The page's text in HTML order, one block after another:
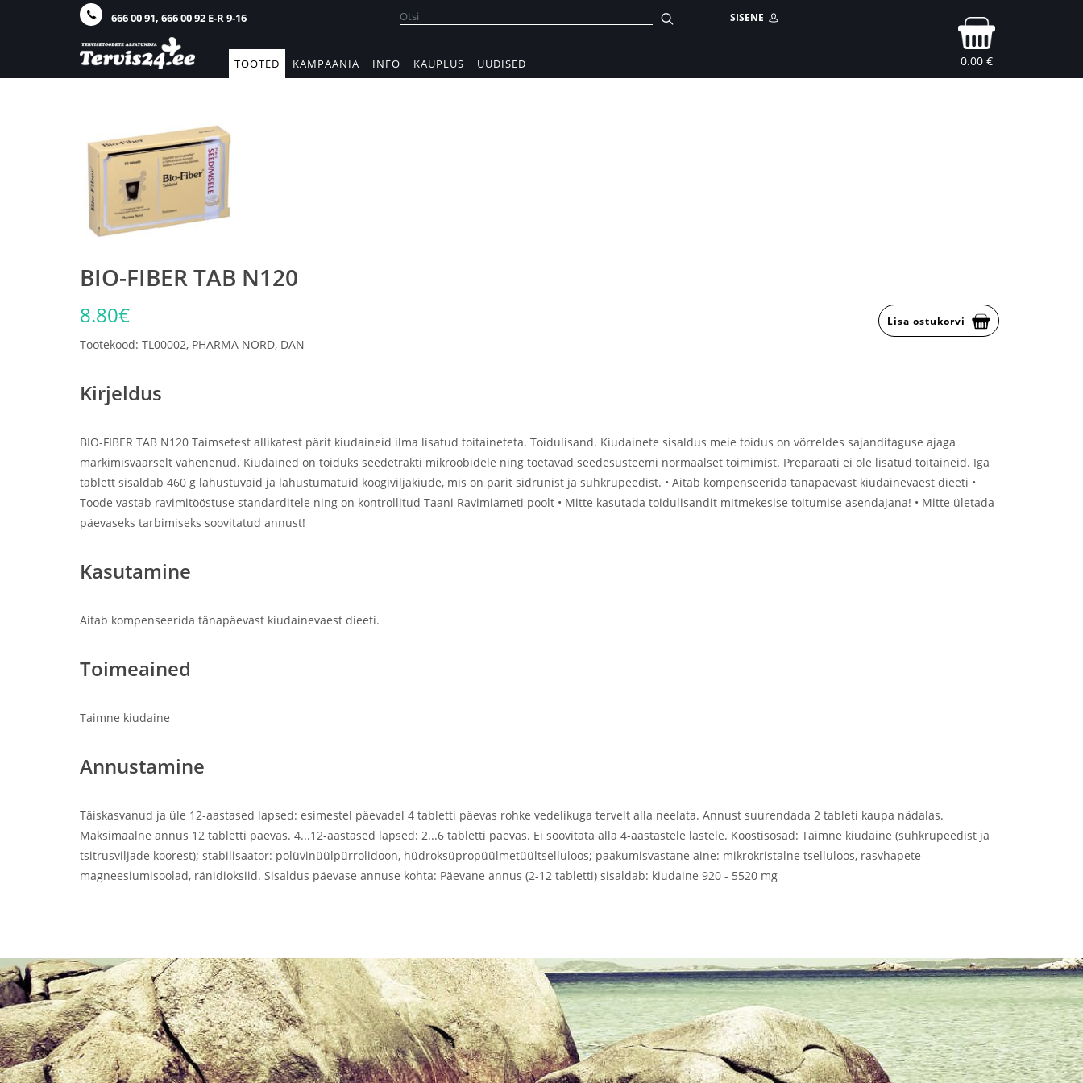
666 00 91, 666 00 92 E-R 9-16 SISENE
TOOTED KAMPAANIA INFO KAUPLUS UUDISED 0.00 €
BIO-FIBER TAB N120
8.80€ Lisa ostukorvi
Tootekood: TL00002, PHARMA NORD, DAN
Kirjeldus
BIO-FIBER TAB N120 Taimsetest allikatest pärit kiudaineid ilma lisatud toitaineteta. Toidulisand. Kiudainete sisaldus meie toidus on võrreldes sajanditaguse ajaga
märkimisväärselt vähenenud. Kiudained on toiduks seedetrakti mikroobidele ning toetavad seedesüsteemi normaalset toimimist. Preparaati ei ole lisatud toitaineid. Iga
tablett sisaldab 460 g lahustuvaid ja lahustumatuid köögiviljakiude, mis on pärit sidrunist ja suhkrupeedist. • Aitab kompenseerida tänapäevast kiudainevaest dieeti •
Toode vastab ravimitööstuse standarditele ning on kontrollitud Taani Ravimiameti poolt • Mitte kasutada toidulisandit mitmekesise toitumise asendajana! • Mitte ületada
päevaseks tarbimiseks soovitatud annust!
Kasutamine
Aitab kompenseerida tänapäevast kiudainevaest dieeti.
Toimeained
Taimne kiudaine
Annustamine
Täiskasvanud ja üle 12-aastased lapsed: esimestel päevadel 4 tabletti päevas rohke vedelikuga tervelt alla neelata. Annust suurendada 2 tableti kaupa nädalas.
Maksimaalne annus 12 tabletti päevas. 4...12-aastased lapsed: 2...6 tabletti päevas. Ei soovitata alla 4-aastastele lastele. Koostisosad: Taimne kiudaine (suhkrupeedist ja
tsitrusviljade koorest); stabilisaator: polüvinüülpürrolidoon, hüdroksüpropüülmetüültselluloos; paakumisvastane aine: mikrokristalne tselluloos, rasvhapete
magneesiumisoolad, ränidioksiid. Sisaldus päevase annuse kohta: Päevane annus (2-12 tabletti) sisaldab: kiudaine 920 - 5520 mg